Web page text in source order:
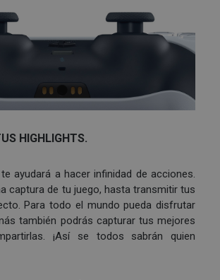
HIGHLIGHTS.
ayudará a hacer infinidad de acciones.
captura de tu juego, hasta transmitir tus
Para todo el mundo pueda disfrutar
también podrás capturar tus mejores
¡Así se todos sabrán quien